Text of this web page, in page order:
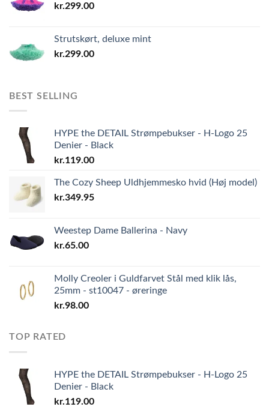
kr.299.00
Strutskørt, deluxe mint
kr.299.00
BEST SELLING
HYPE the DETAIL Strømpebukser - H-Logo 25
Denier - Black
kr.119.00
The Cozy Sheep Uldhjemmesko hvid (Høj model)
kr.349.95
Weestep Dame Ballerina - Navy
kr.65.00
Molly Creoler i Guldfarvet Stål med klik lås,
25mm - st10047 - øreringe
kr.98.00
TOP RATED
HYPE the DETAIL Strømpebukser - H-Logo 25
Denier - Black
kr.119.00